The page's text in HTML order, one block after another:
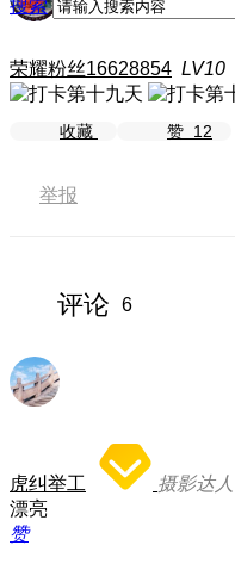
搜索
荣耀粉丝16628854 LV10
收藏 赞 12
举报
评论 6
虎纠举工 摄影达人
漂亮
赞